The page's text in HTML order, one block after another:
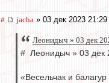
# jacha » 03 дек 2023 21:29
Леонидыч » 03 дек
# Леонидыч » 03 дек
«Весельчак и